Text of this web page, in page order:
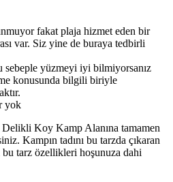
fakat plaja hizmet eden bir
var. Siz yine de buraya tedbirli
sebeple yüzmeyi iyi bilmiyorsanız
konusunda bilgili biriyle
yok
Koy Kamp Alanına tamamen
Kampın tadını bu tarzda çıkaran
bu tarz özellikleri hoşunuza dahi